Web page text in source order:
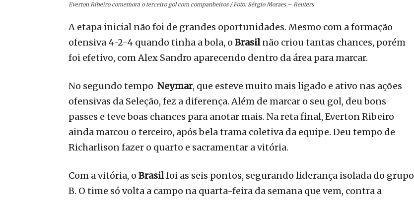
Everton Ribeiro comemora o terceiro gol com companheiros / Foto: Sérgio Moraes – Reuters
A etapa inicial não foi de grandes oportunidades. Mesmo com a formação
ofensiva 4-2-4 quando tinha a bola, o Brasilnão criou tantas chances, porém
foi efetivo, com Alex Sandro aparecendo dentro da área para marcar.
No segundo tempo Neymar, que esteve muito mais ligado e ativo nas ações
ofensivas da Seleção, fez a diferença. Além de marcar o seu gol, deu bons
passes e teve boas chances para anotar mais. Na reta final, Everton Ribeiro
ainda marcou o terceiro, após bela trama coletiva da equipe. Deu tempo de
Richarlison fazer o quarto e sacramentar a vitória.
Com a vitória, o Brasilfoi as seis pontos, segurando liderança isolada do grupo
B. O time só volta a campo na quarta-feira da semana que vem, contra a